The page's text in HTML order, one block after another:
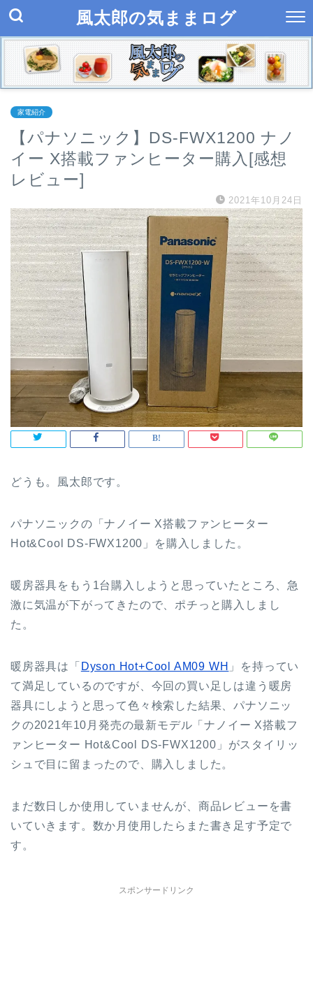
風太郎の気ままログ
家電紹介
【パナソニック】DS-FWX1200 ナノ
イー X搭載ファンヒーター購入[感想
レビュー]
2021年10月24日
どうも。風太郎です。
パナソニックの「ナノイー X搭載ファンヒーター
Hot&Cool DS-FWX1200」を購入しました。
暖房器具をもう1台購入しようと思っていたところ、急
激に気温が下がってきたので、ポチっと購入しまし
た。
暖房器具は「 Dyson Hot+Cool AM09 WH 」を持ってい
て満足しているのですが、今回の買い足しは違う暖房
器具にしようと思って色々検索した結果、パナソニッ
クの2021年10月発売の最新モデル「ナノイー X搭載フ
ァンヒーター Hot&Cool DS-FWX1200」がスタイリッ
シュで目に留まったので、購入しました。
まだ数日しか使用していませんが、商品レビューを書
いていきます。数か月使用したらまた書き足す予定で
す。
スポンサードリンク